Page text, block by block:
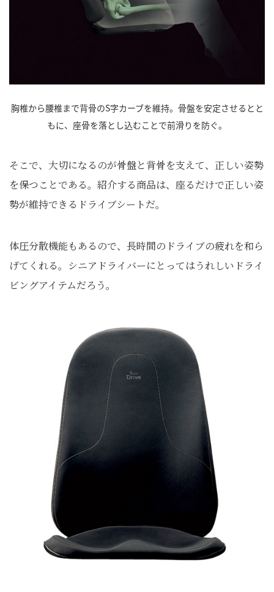
胸椎から腰椎まで背骨のS字カーブを維持。骨盤を安定させるとと
もに、座骨を落とし込むことで前滑りを防ぐ。
そこで、大切になるのが骨盤と背骨を支えて、正しい姿勢
を保つことである。紹介する商品は、座るだけで正しい姿
勢が維持できるドライブシートだ。
体圧分散機能もあるので、長時間のドライブの疲れを和ら
げてくれる。シニアドライバーにとってはうれしいドライ
ビングアイテムだろう。